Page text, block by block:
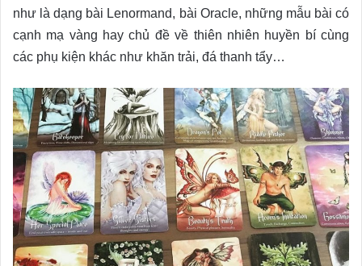
như là dạng bài Lenormand, bài Oracle, những mẫu bài có
cạnh mạ vàng hay chủ đề về thiên nhiên huyền bí cùng
các phụ kiện khác như khăn trải, đá thanh tẩy…